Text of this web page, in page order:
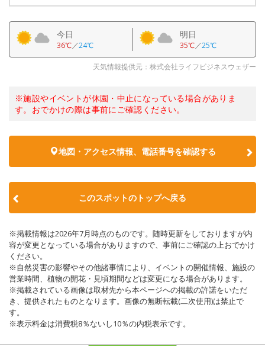
今日
36℃／24℃
明日
35℃／25℃
天気情報提供元：株式会社ライフビジネスウェザー
※施設やイベントが休園・中止になっている場合がありま
す。おでかけの際は事前にご確認ください。
地図・アクセス情報、電話番号を確認する
このスポットのトップへ戻る
※掲載情報は2026年7月時点のものです。随時更新をしておりますが内
容が変更となっている場合がありますので、事前にご確認の上おでかけ
ください。
※自然災害の影響やその他諸事情により、イベントの開催情報、施設の
営業時間、植物の開花・見頃期間などは変更になる場合があります。
※掲載されている画像は取材先から本ページへの掲載の許諾をいただ
き、提供されたものとなります。画像の無断転載(二次使用)は禁止で
す。
※表示料金は消費税8％ないし10％の内税表示です。